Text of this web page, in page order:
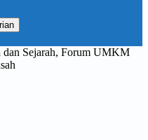
dan Sejarah, Forum UMKM